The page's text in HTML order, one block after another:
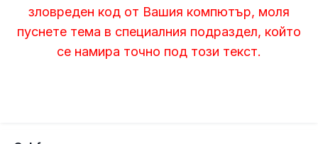
зловреден код от Вашия компютър, моля
пуснете тема в специалния подраздел, който
се намира точно под този текст.